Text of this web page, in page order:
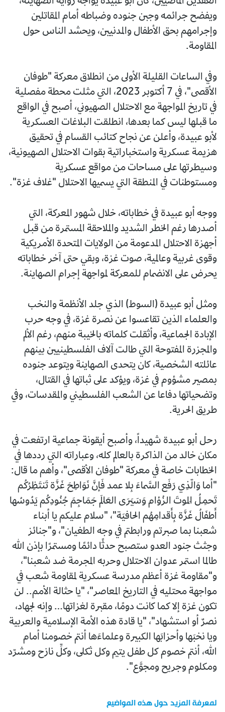
ويفضح جرائمه وجبن جنوده وضباطه أمام المقاتلين
وإجرامهم بحق الأطفال والمدنيين، ويحشد الناس حول
المقاومة.
وفي الساعات القليلة الأولى من انطلاق معركة "طوفان
الأقصى"، في 7 أكتوبر 2023، التي مثلت محطة مفصلية
في تاريخ المواجهة مع الاحتلال الصهيوني، أصبح في الواقع
ما قبلها ليس كما بعدها، انطلقت البلاغات العسكرية
لأبو عبيدة، وأعلن عن نجاح كتائب القسام في تحقيق
هزيمة عسكرية واستخباراتية بقوات الاحتلال الصهيونية،
وسيطرتها على مساحات من مواقع عسكرية
ومستوطنات في المنطقة التي يسميها الاحتلال "غلاف غزة".
ووجه أبو عبيدة في خطاباته، خلال شهور المعركة، التي
أصدرها رغم الخطر الشديد والملاحقة المستمرة من قبل
أجهزة الاحتلال المدعومة من الولايات المتحدة الأمريكية
وقوى غربية وعالمية، صوت غزة، وبقي حتى آخر خطاباته
يحرض على الانضمام للمعركة لمواجهة إجرام الصهاينة.
ومثل أبو عبيدة (السوط) الذي جلد الأنظمة والنخب
والعلماء الذين تقاعسوا عن نصرة غزة، في وجه حرب
الإبادة الجماعية، وأثقلت كلماته بالخيبة منهم، رغم الألم
والمجزرة المفتوحة التي طالت آلاف الفلسطينيين بينهم
عائلته الشخصية، كان يتحدى الصهاينة ويتوعد جنوده
بمصير مشؤوم في غزة، ويؤكد على ثباتها في القتال،
وتضحياتها دفاعا عن الشعب الفلسطيني والمقدسات، وفي
طريق الحرية.
رحل أبو عبيدة شهيداً، وأصبح أيقونة جماعية ارتفعت في
مكان خالد من الذاكرة بالعالم كله، وعباراته التي رددها في
الخطابات خاصة في معركة "طوفان الأقصى"، وأهم ما قال:
"أما وَالّذِي رَفَع السَّماءَ بِلا عمد فَإنَّ نَوَاطِحَ غَزَّة تَنتَظِرُكُم
تَحمِلُ المَوتَ الزُؤام وَسَيَرَى العَالَمَ جَمَاجِمَ جُنُودِكُم يَدُوسُها
أَطفَالُ غَزَّة بِأَقدامِهُم الحافيَة"، "سلام عليكم يا أبناء
شعبنا بما صبرتم ورابطتم في وجه الطغيان"، و"جنائز
وجثث جنود العدو ستصبح حدثًا دائمًا ومستمرًا بإذن الله
طالما استمر عدوان الاحتلال وحربه المجرمة ضد شعبنا"،
و"مقاومة غزة أعظم مدرسة عسكرية لمقاومة شعب في
مواجهة محتليه في التاريخ المعاصر"، "يا حثالة الأمم.. لن
تكون غزة إلا كما كانت دومًا، مقبرة لغزاتها… وإنه لجهاد،
نصرٌ أو استشهاد"، "يا قادة هذه الأمة الإسلامية والعربية
ويا نخبَها وأحزابَها الكبيرة وعلماءَها أنتم خصومنا أمام
الله، أنتم خصوم كل طفل يتيم وكل ثكلى، وكلِّ نازح ومشرّد
ومكلوم وجريح ومجوَّع".
لمعرفة المزيد حول هذه المواضيع